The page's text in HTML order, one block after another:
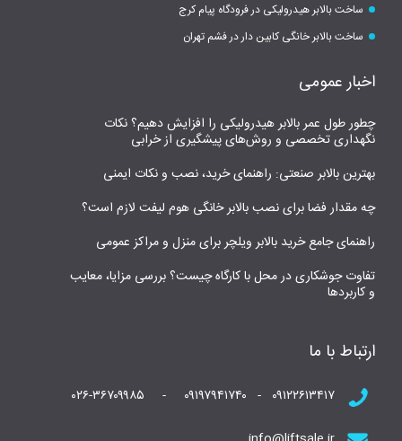
ساخت بالابر هیدرولیکی در فرودگاه پیام کرج
ساخت بالابر خانگی کابین دار در فشم تهران
اخبار عمومی
چطور طول عمر بالابر هیدرولیکی را افزایش دهیم؟ نکات
نگهداری تخصصی و روش‌های پیشگیری از خرابی
بهترین بالابر صنعتی: راهنمای خرید، نصب و نکات ایمنی
چه مقدار فضا برای نصب بالابر خانگی هوم لیفت لازم است؟
راهنمای جامع خرید بالابر ویلچر برای منزل و مراکز عمومی
تفاوت جوشکاری در محل با کارگاه چیست؟ بررسی مزایا، معایب
و کاربردها
ارتباط با ما
۰۹۱۲۲۶۱۳۴۱۷ - ۰۹۱۹۷۹۴۱۷۴۰ - ۰۲۶-۳۶۷۰۹۹۸۵